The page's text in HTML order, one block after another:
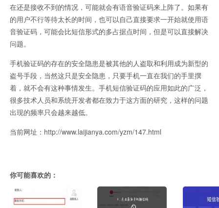
在还是接收不到的情况，可能就会有语音验证码来上阵了。如果有
的用户不行等待太长的时间，也可以自己直接要求一开始就使用语
音验证码，可能会比短信形式的多占据点时间，但是可以直接解决
问题。
手机验证码的存在的安全隐患是被其他的人盗取和利用成为新型的
盗号手段，当然这只是安全隐患，只要手机一直在我们的手里撰
着，就不会有这种事情发生。手机短信验证码的应用如此的广泛，
很多技术人员和系统开发者都在致力于这方面的研究，这样的问题
出现的频率只会越来越低。
当前网址：http://www.laijianya.com/yzm/147.html
你可能喜欢的：